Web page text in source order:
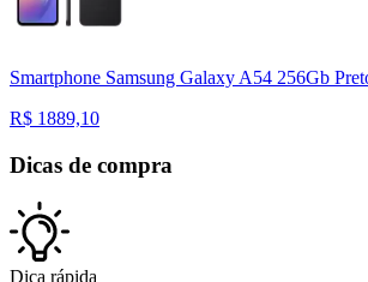
Smartphone Samsung Galaxy A54 256Gb
R$ 1889,10
Dicas de compra
Dica rápida